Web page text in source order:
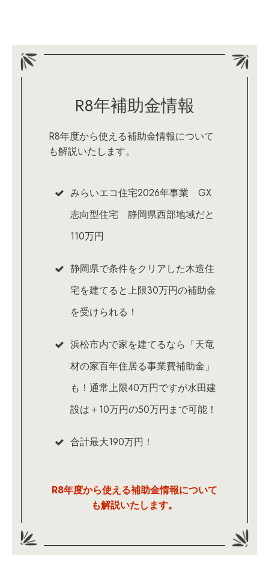
R8年補助金情報
R8年度から使える補助金情報について
も解説いたします。
みらいエコ住宅2026年事業 GX
志向型住宅 静岡県西部地域だと
110万円
静岡県で条件をクリアした木造住
宅を建てると上限30万円の補助金
を受けられる！
浜松市内で家を建てるなら「天竜
材の家百年住居る事業費補助金」
も！通常上限40万円ですが水田建
設は＋10万円の50万円まで可能！
合計最大190万円！
R8年度から使える補助金情報について
も解説いたします。